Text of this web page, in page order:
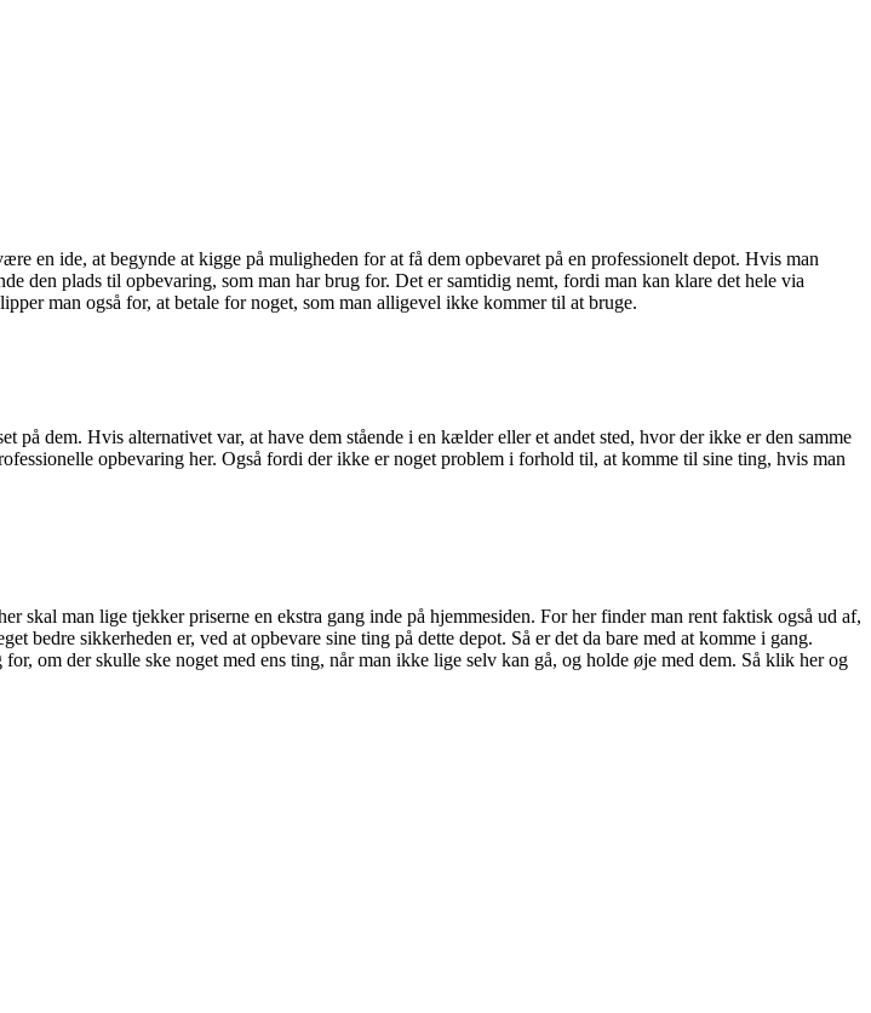
en ide, at begynde at kigge på muligheden for at få dem opbevaret på en professionelt depot. Hvis man
den plads til opbevaring, som man har brug for. Det er samtidig nemt, fordi man kan klare det hele via
man også for, at betale for noget, som man alligevel ikke kommer til at bruge.
dem. Hvis alternativet var, at have dem stående i en kælder eller et andet sted, hvor der ikke er den samme
opbevaring her. Også fordi der ikke er noget problem i forhold til, at komme til sine ting, hvis man
skal man lige tjekker priserne en ekstra gang inde på hjemmesiden. For her finder man rent faktisk også ud af,
bedre sikkerheden er, ved at opbevare sine ting på dette depot. Så er det da bare med at komme i gang.
om der skulle ske noget med ens ting, når man ikke lige selv kan gå, og holde øje med dem. Så klik her og